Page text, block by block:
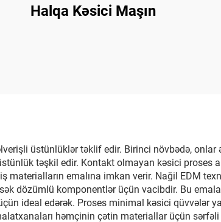
Halqa Kəsici Maşın
üstünlüklər təklif edir. Birinci növbədə, onlar
təşkil edir. Kontakt olmayan kəsici proses
emalına imkan verir. Nağil EDM
dözümlü komponentlər üçün vacibdir. Bu
ideal edərək. Proses minimal kəsici qüvvələr
həmçinin çətin materiallar üçün